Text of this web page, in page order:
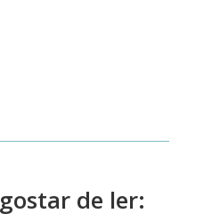
de ler: